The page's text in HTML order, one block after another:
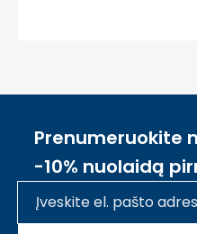
Prenumeruokite
-10% nuolaidą